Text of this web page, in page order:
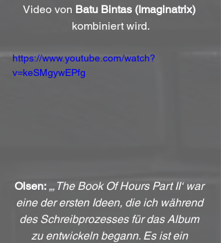
Video von Batu Bintas (Imaginatrix)
kombiniert wird.
https://www.youtube.com/watch?
v=keSMgywEPfg
Olsen: „‚The Book Of Hours Part II‘ war
eine der ersten Ideen, die ich während
des Schreibprozesses für das Album
zu entwickeln begann. Es ist ein